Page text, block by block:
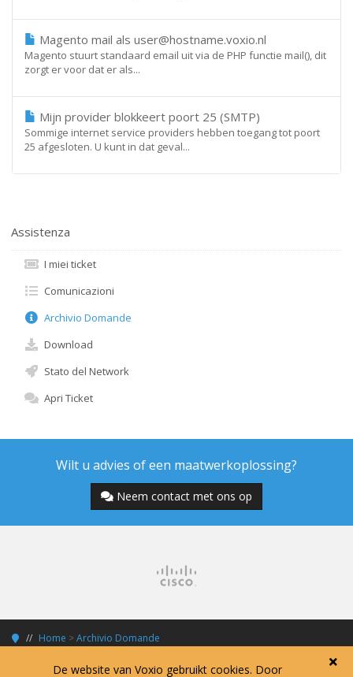
Magento mail als user@hostname.voxio.nl
Magento stuurt standaard email uit via de PHP functie mail(), dit
zorgt er voor dat er als...
Mijn provider blokkeert poort 25 (SMTP)
Sommige internet service providers hebben toegang tot poort
25 afgesloten. U kunt in dat geval...
Assistenza
I miei ticket
Comunicazioni
Archivio Domande
Download
Stato del Network
Apri Ticket
Wilt u advies of een maatwerkoplossing?
Neem contact met ons op
Home >Archivio Domande
De website van Voxio gebruikt cookies. Door